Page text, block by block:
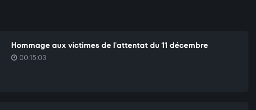
Hommage aux victimes de l'attentat du 11 décembre
00:15:03